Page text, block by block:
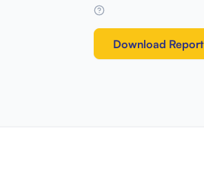
Download Report